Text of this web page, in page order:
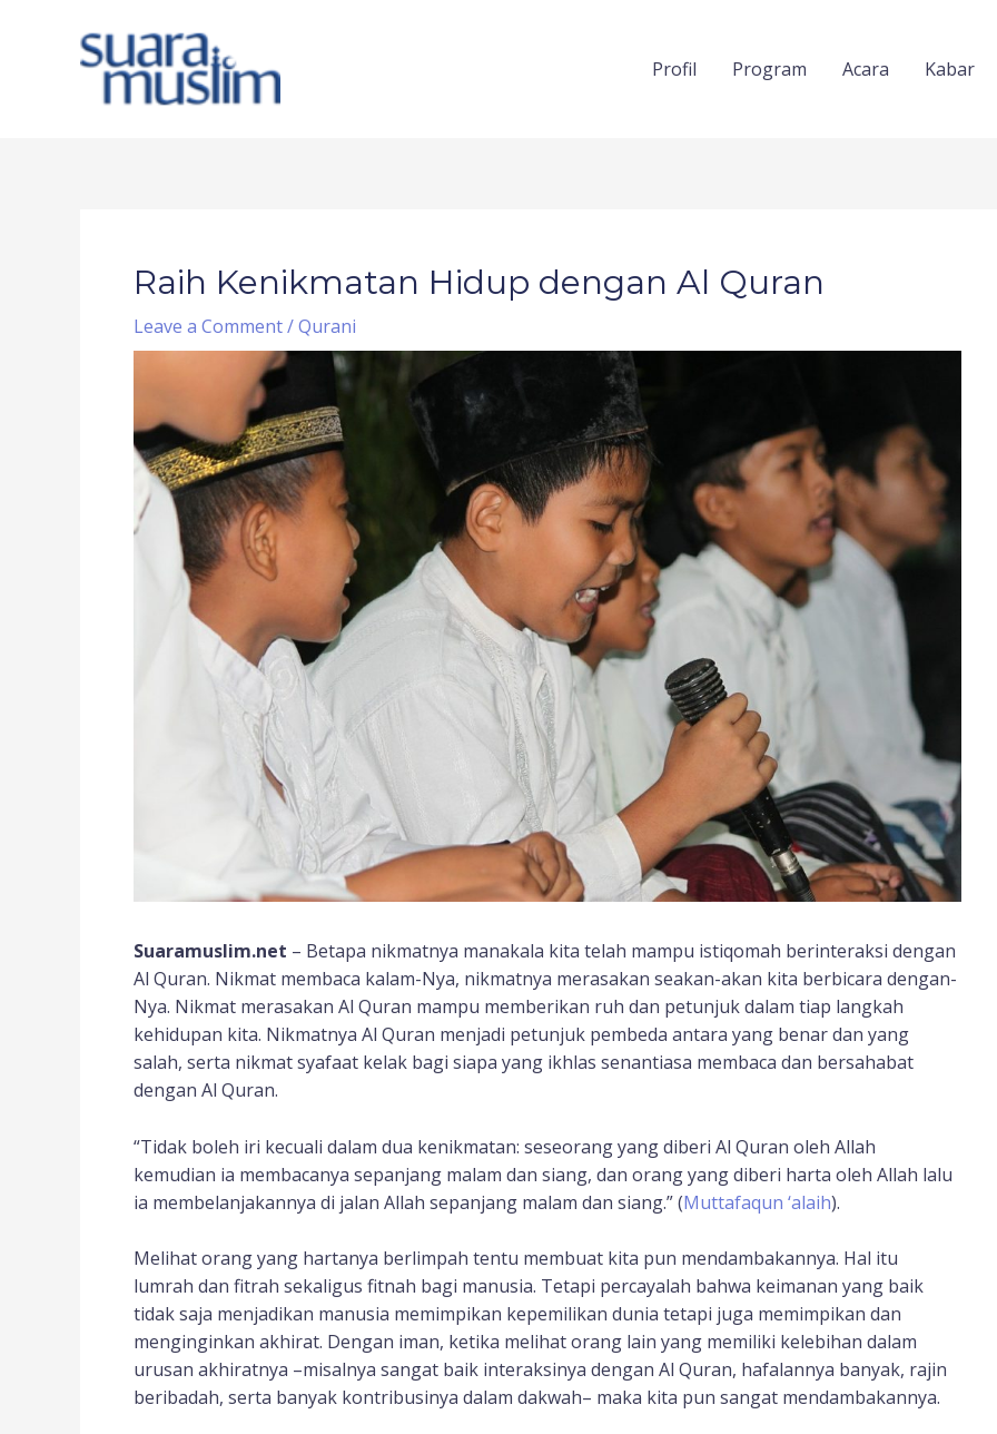
Profil Program Acara Kabar
Raih Kenikmatan Hidup dengan Al Quran
Leave a Comment/Qurani
Suaramuslim.net – Betapa nikmatnya manakala kita telah mampu istiqomah berinteraksi dengan
Al Quran. Nikmat membaca kalam-Nya, nikmatnya merasakan seakan-akan kita berbicara dengan-
Nya. Nikmat merasakan Al Quran mampu memberikan ruh dan petunjuk dalam tiap langkah
kehidupan kita. Nikmatnya Al Quran menjadi petunjuk pembeda antara yang benar dan yang
salah, serta nikmat syafaat kelak bagi siapa yang ikhlas senantiasa membaca dan bersahabat
dengan Al Quran.
“Tidak boleh iri kecuali dalam dua kenikmatan: seseorang yang diberi Al Quran oleh Allah
kemudian ia membacanya sepanjang malam dan siang, dan orang yang diberi harta oleh Allah lalu
ia membelanjakannya di jalan Allah sepanjang malam dan siang.” (Muttafaqun ‘alaih).
Melihat orang yang hartanya berlimpah tentu membuat kita pun mendambakannya. Hal itu
lumrah dan fitrah sekaligus fitnah bagi manusia. Tetapi percayalah bahwa keimanan yang baik
tidak saja menjadikan manusia memimpikan kepemilikan dunia tetapi juga memimpikan dan
menginginkan akhirat. Dengan iman, ketika melihat orang lain yang memiliki kelebihan dalam
urusan akhiratnya –misalnya sangat baik interaksinya dengan Al Quran, hafalannya banyak, rajin
beribadah, serta banyak kontribusinya dalam dakwah– maka kita pun sangat mendambakannya.